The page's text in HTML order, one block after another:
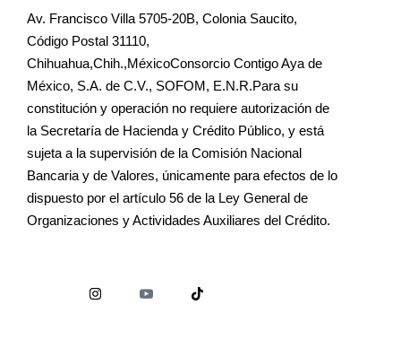
Av. Francisco Villa 5705-20B, Colonia Saucito,
Código Postal 31110,
Chihuahua,Chih.,MéxicoConsorcio Contigo Aya de
México, S.A. de C.V., SOFOM, E.N.R.Para su
constitución y operación no requiere autorización de
la Secretaría de Hacienda y Crédito Público, y está
sujeta a la supervisión de la Comisión Nacional
Bancaria y de Valores, únicamente para efectos de lo
dispuesto por el artículo 56 de la Ley General de
Organizaciones y Actividades Auxiliares del Crédito.